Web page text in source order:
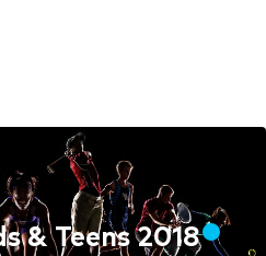
& Teens 2018